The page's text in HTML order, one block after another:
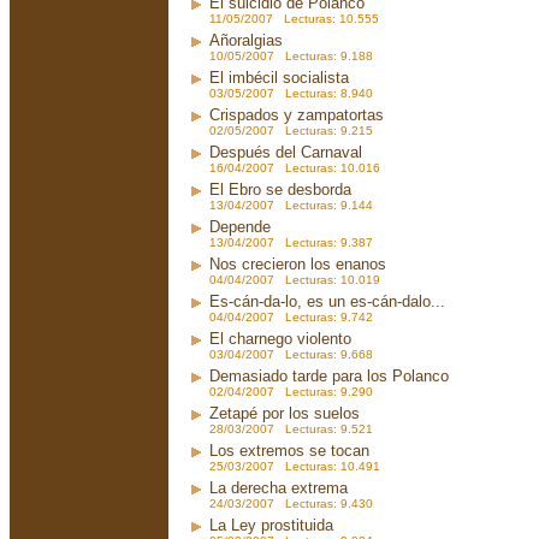
11/05/2007 Lecturas: 10.555
Añoralgias
10/05/2007 Lecturas: 9.188
El imbécil socialista
03/05/2007 Lecturas: 8.940
Crispados y zampatortas
02/05/2007 Lecturas: 9.215
Después del Carnaval
16/04/2007 Lecturas: 10.016
El Ebro se desborda
13/04/2007 Lecturas: 9.144
Depende
13/04/2007 Lecturas: 9.387
Nos crecieron los enanos
04/04/2007 Lecturas: 10.019
Es-cán-da-lo, es un es-cán-dalo...
04/04/2007 Lecturas: 9.742
El charnego violento
03/04/2007 Lecturas: 9.668
Demasiado tarde para los Polanco
02/04/2007 Lecturas: 9.290
Zetapé por los suelos
28/03/2007 Lecturas: 9.521
Los extremos se tocan
25/03/2007 Lecturas: 10.491
La derecha extrema
24/03/2007 Lecturas: 9.430
La Ley prostituida